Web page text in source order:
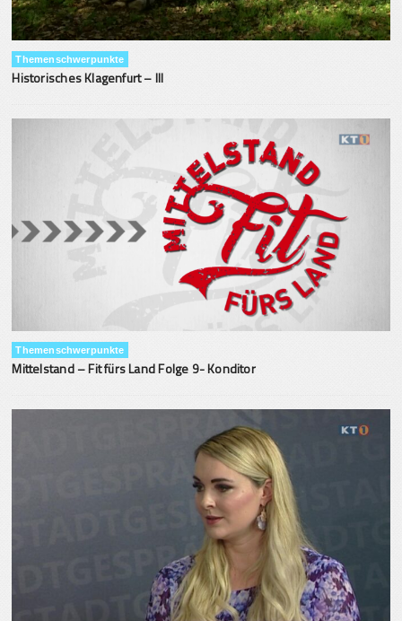
Themenschwerpunkte
Historisches Klagenfurt – III
Themenschwerpunkte
Mittelstand – Fit fürs Land Folge 9- Konditor